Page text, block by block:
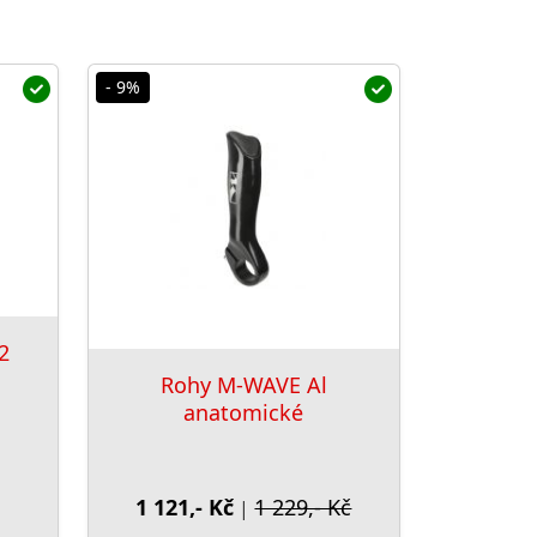
- 9%
Rohy M-WAVE Al
anatomické
1 121,- Kč |1 229,- Kč